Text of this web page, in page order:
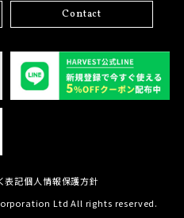
Contact
表記個人情報保護方針
Ltd All rights reserved.